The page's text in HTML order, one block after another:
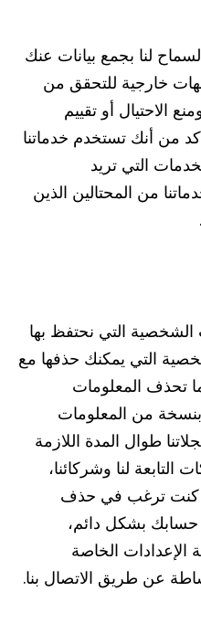
لنا بجمع بيانات عنك
خارجية للتحقق من
الاحتيال أو تقييم
من أنك تستخدم خدماتنا
التي تريد
من المحتالين الذين
التي نحتفظ بها
التي يمكنك حذفها مع
تحذف المعلومات
بنسخة من المعلومات
طوال المدة اللازمة
التابعة لنا وشركائنا،
كنت ترغب في حذف
بشكل دائم،
الخاصة
عن طريق الاتصال بنا.